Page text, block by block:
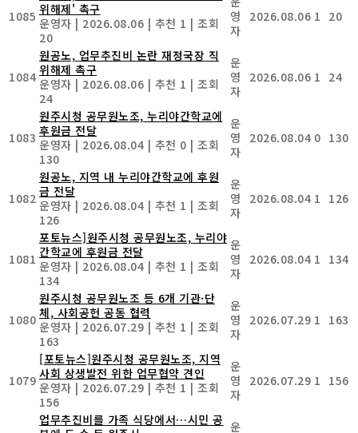
1085 위해제' 촉구
운영자 | 2026.08.06 | 추천 1 | 조회
20
영
자
2026.08.06 1 20
1084
원공노, 업무추진비 논란 재정국장 직
위해제 촉구
운영자 | 2026.08.06 | 추천 1 | 조회
24
운
영
자
2026.08.06 1 24
1083
원주시청 공무원노조, 누리야간학교에
후원금 전달
운영자 | 2026.08.04 | 추천 0 | 조회
130
운
영
자
2026.08.04 0 130
1082
원공노, 지역 내 누리야간학교에 후원
금 전달
운영자 | 2026.08.04 | 추천 1 | 조회
126
운
영
자
2026.08.04 1 126
1081
포토뉴스]원주시청 공무원노조, 누리야
간학교에 후원금 전달
운영자 | 2026.08.04 | 추천 1 | 조회
134
운
영
자
2026.08.04 1 134
1080
원주시청 공무원노조 등 6개 기관·단
체, 사회공헌 공동 협력
운영자 | 2026.07.29 | 추천 1 | 조회
163
운
영
자
2026.07.29 1 163
1079
[포토뉴스]원주시청 공무원노조, 지역
사회 상생발전 위한 업무협약 견인
운영자 | 2026.07.29 | 추천 1 | 조회
156
운
영
자
2026.07.29 1 156
업무추진비를 가족 식당에서…시민 공 운